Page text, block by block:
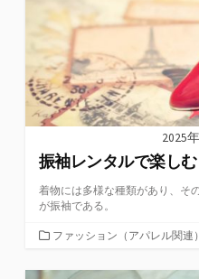
2025
振袖レンタルで楽し
着物には多様な種類があり、そ
が振袖である。
カ
ゴ
ファッション（アパレル関連）